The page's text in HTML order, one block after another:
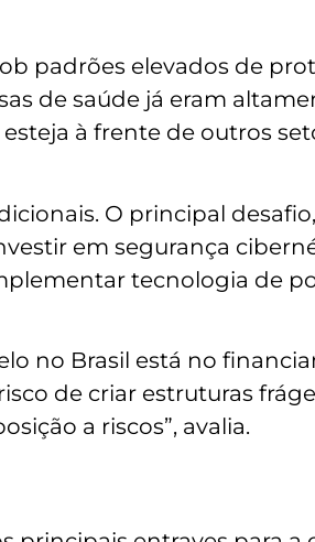
padrões elevados de
de saúde já eram
à frente de outros
O principal
em segurança
tecnologia de
no Brasil está no
de criar estruturas
a riscos”, avalia.